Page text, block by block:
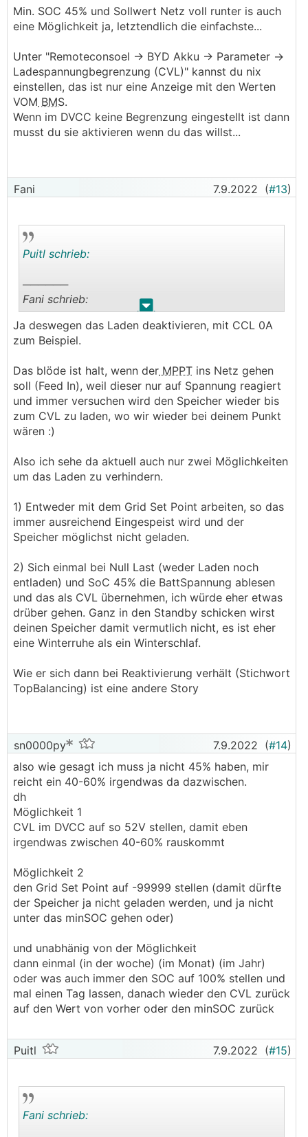
das idealste wäre für den Akku,
dh wenn ich 3.25V nehmen * 16 = 52V.
BYD Akku -> Parameter ->
Ladespannungbegrenzung (CVL) ein.
unter DVCC ist keine Begrezung eingestellt bei
mir.
im ESS habe ich nur den minSOC im Moment auf
10%
45% stellen
dann im BYD den CVL auf 52V stellen und
oder eben den SOC auf 45% stellen und den
Sollwert Netz auf -99999 stellen, damit alles bis
Min. SOC 45% und Sollwert Netz voll runter is auch
eine Möglichkeit ja, letztendlich die einfachste...
Unter "Remoteconsoel -> BYD Akku -> Parameter ->
Ladespannungbegrenzung (CVL)" kannst du nix
einstellen, das ist nur eine Anzeige mit den Werten
VOM BMS.
Wenn im DVCC keine Begrenzung eingestellt ist dann
musst du sie aktivieren wenn du das willst...
Fani 7.9.2022 (#13)
. .
Puitl schrieb:
──────
Fani schrieb:
Die Spannung kannst du in Ruhe lassen, einfach
minSoC auf 45%, dann wird dein Akku nicht
ein anderer SOC Wert.
───────────────
Meinst du "Remote Panel - Einstellungen - ESS -
Dann wird ja erst auf 100% geladen was er ja
nicht will...
Ja deswegen das Laden deaktivieren, mit CCL 0A
zum Beispiel.
Das blöde ist halt, wenn der MPPT ins Netz gehen
soll (Feed In), weil dieser nur auf Spannung reagiert
und immer versuchen wird den Speicher wieder bis
zum CVL zu laden, wo wir wieder bei deinem Punkt
wären :)
Also ich sehe da aktuell auch nur zwei Möglichkeiten
um das Laden zu verhindern.
1) Entweder mit dem Grid Set Point arbeiten, so das
immer ausreichend Eingespeist wird und der
Speicher möglichst nicht geladen.
2) Sich einmal bei Null Last (weder Laden noch
entladen) und SoC 45% die BattSpannung ablesen
und das als CVL übernehmen, ich würde eher etwas
drüber gehen. Ganz in den Standby schicken wirst
deinen Speicher damit vermutlich nicht, es ist eher
eine Winterruhe als ein Winterschlaf.
Wie er sich dann bei Reaktivierung verhält (Stichwort
TopBalancing) ist eine andere Story
sn0000py 7.9.2022 (#14)
also wie gesagt ich muss ja nicht 45% haben, mir
reicht ein 40-60% irgendwas da dazwischen.
dh
Möglichkeit 1
CVL im DVCC auf so 52V stellen, damit eben
irgendwas zwischen 40-60% rauskommt
Möglichkeit 2
den Grid Set Point auf -99999 stellen (damit dürfte
der Speicher ja nicht geladen werden, und ja nicht
unter das minSOC gehen oder)
und unabhänig von der Möglichkeit
dann einmal (in der woche) (im Monat) (im Jahr)
oder was auch immer den SOC auf 100% stellen und
mal einen Tag lassen, danach wieder den CVL zurück
auf den Wert von vorher oder den minSOC zurück
Puitl 7.9.2022 (#15)
Fani schrieb: